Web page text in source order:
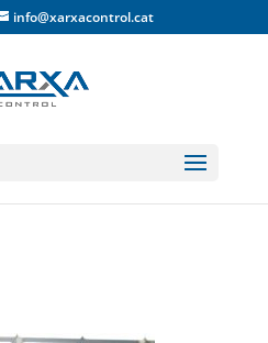
info@xarxacontrol.cat